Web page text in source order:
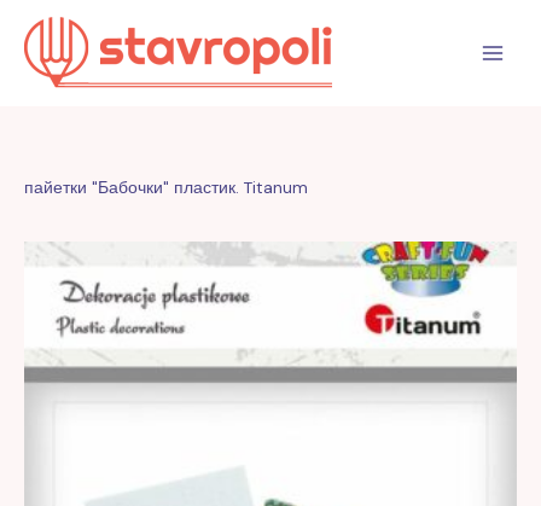
Перейти
содержимому
пайетки "Бабочки" пластик. Titanum